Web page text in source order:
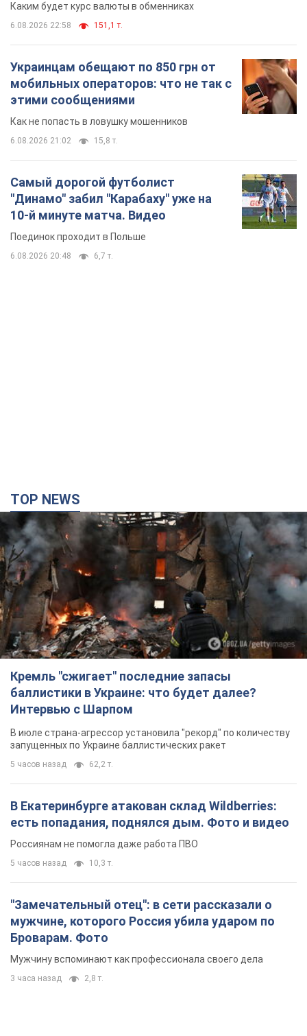
Каким будет курс валюты в обменниках
6.08.2026 22:58 151,1 т.
Украинцам обещают по 850 грн от
мобильных операторов: что не так с
этими сообщениями
Как не попасть в ловушку мошенников
6.08.2026 21:02 15,8 т.
Самый дорогой футболист
"Динамо" забил "Карабаху" уже на
10-й минуте матча. Видео
Поединок проходит в Польше
6.08.2026 20:48 6,7 т.
TOP NEWS
Кремль "сжигает" последние запасы
баллистики в Украине: что будет далее?
Интервью с Шарпом
В июле страна-агрессор установила "рекорд" по количеству
запущенных по Украине баллистических ракет
5 часов назад 62,2 т.
В Екатеринбурге атакован склад Wildberries:
есть попадания, поднялся дым. Фото и видео
Россиянам не помогла даже работа ПВО
5 часов назад 10,3 т.
"Замечательный отец": в сети рассказали о
мужчине, которого Россия убила ударом по
Броварам. Фото
Мужчину вспоминают как профессионала своего дела
3 часа назад 2,8 т.